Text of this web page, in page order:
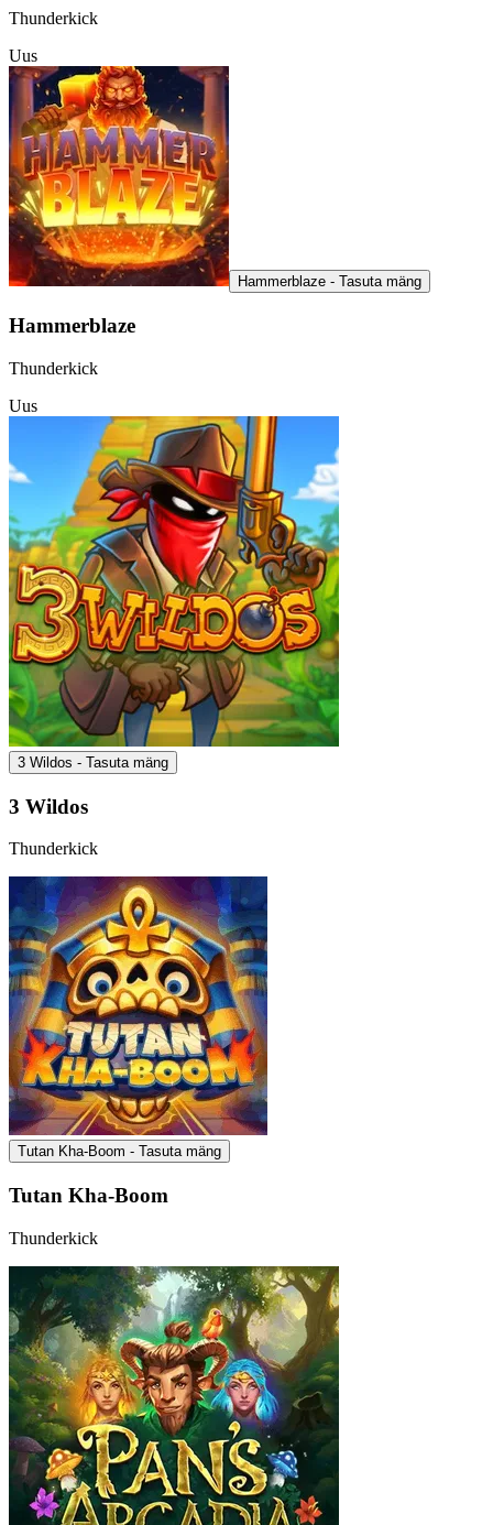
Thunderkick
Uus
Hammerblaze - Tasuta mäng
Hammerblaze
Thunderkick
Uus
3 Wildos - Tasuta mäng
3 Wildos
Thunderkick
Tutan Kha-Boom - Tasuta mäng
Tutan Kha-Boom
Thunderkick